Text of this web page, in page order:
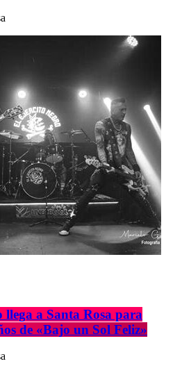
a Santa Rosa para
de «Bajo un Sol Feliz»